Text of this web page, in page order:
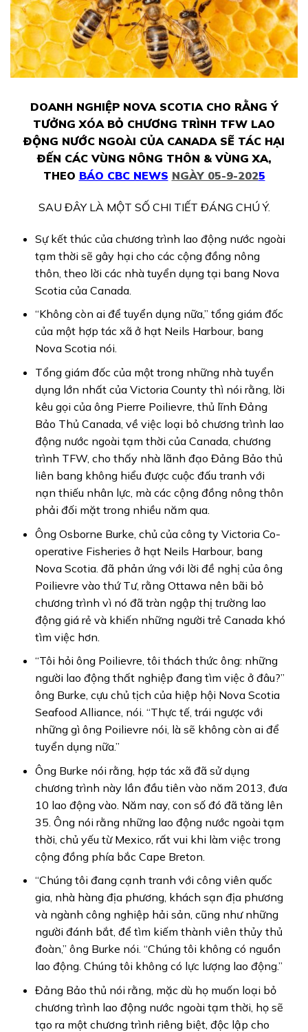
DOANH NGHIỆP NOVA SCOTIA CHO RẰNG Ý
TƯỞNG XÓA BỎ CHƯƠNG TRÌNH TFW LAO
ĐỘNG NƯỚC NGOÀI CỦA CANADA SẼ TÁC HẠI
ĐẾN CÁC VÙNG NÔNG THÔN & VÙNG XA,
THEO BÁO CBC NEWS NGÀY 05-9-2025
SAU ĐÂY LÀ MỘT SỐ CHI TIẾT ĐÁNG CHÚ Ý.
Sự kết thúc của chương trình lao động nước ngoài
tạm thời sẽ gây hại cho các cộng đồng nông
thôn, theo lời các nhà tuyển dụng tại bang Nova
Scotia của Canada.
“Không còn ai để tuyển dụng nữa,” tổng giám đốc
của một hợp tác xã ở hạt Neils Harbour, bang
Nova Scotia nói.
Tổng giám đốc của một trong những nhà tuyển
dụng lớn nhất của Victoria County thì nói rằng, lời
kêu gọi của ông Pierre Poilievre, thủ lĩnh Đảng
Bảo Thủ Canada, về việc loại bỏ chương trình lao
động nước ngoài tạm thời của Canada, chương
trình TFW, cho thấy nhà lãnh đạo Đảng Bảo thủ
liên bang không hiểu được cuộc đấu tranh với
nạn thiếu nhân lực, mà các cộng đồng nông thôn
phải đối mặt trong nhiều năm qua.
Ông Osborne Burke, chủ của công ty Victoria Co-
operative Fisheries ở hạt Neils Harbour, bang
Nova Scotia. đã phản ứng với lời đề nghị của ông
Poilievre vào thứ Tư, rằng Ottawa nên bãi bỏ
chương trình vì nó đã tràn ngập thị trường lao
động giá rẻ và khiến những người trẻ Canada khó
tìm việc hơn.
“Tôi hỏi ông Poilievre, tôi thách thức ông: những
người lao động thất nghiệp đang tìm việc ở đâu?”
ông Burke, cựu chủ tịch của hiệp hội Nova Scotia
Seafood Alliance, nói. “Thực tế, trái ngược với
những gì ông Poilievre nói, là sẽ không còn ai để
tuyển dụng nữa.”
Ông Burke nói rằng, hợp tác xã đã sử dụng
chương trình này lần đầu tiên vào năm 2013, đưa
10 lao động vào. Năm nay, con số đó đã tăng lên
35. Ông nói rằng những lao động nước ngoài tạm
thời, chủ yếu từ Mexico, rất vui khi làm việc trong
cộng đồng phía bắc Cape Breton.
“Chúng tôi đang cạnh tranh với công viên quốc
gia, nhà hàng địa phương, khách sạn địa phương
và ngành công nghiệp hải sản, cũng như những
người đánh bắt, để tìm kiếm thành viên thủy thủ
đoàn,” ông Burke nói. “Chúng tôi không có nguồn
lao động. Chúng tôi không có lực lượng lao động.”
Đảng Bảo thủ nói rằng, mặc dù họ muốn loại bỏ
chương trình lao động nước ngoài tạm thời, họ sẽ
tạo ra một chương trình riêng biệt, độc lập cho